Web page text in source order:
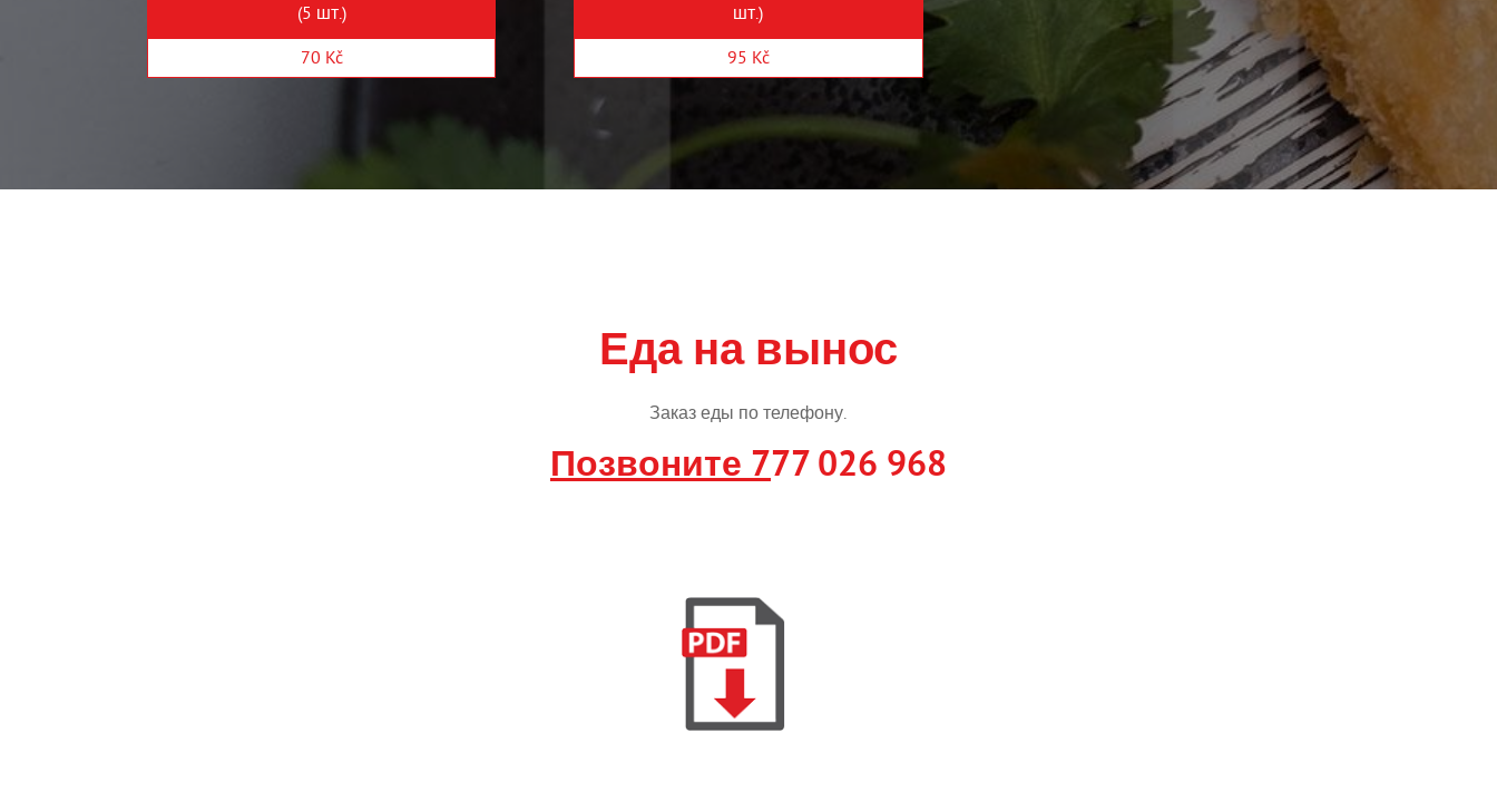
(5 шт.)
70 Kč
шт.)
95 Kč
Еда на вынос
Заказ еды по телефону.
Позвоните 777 026 968